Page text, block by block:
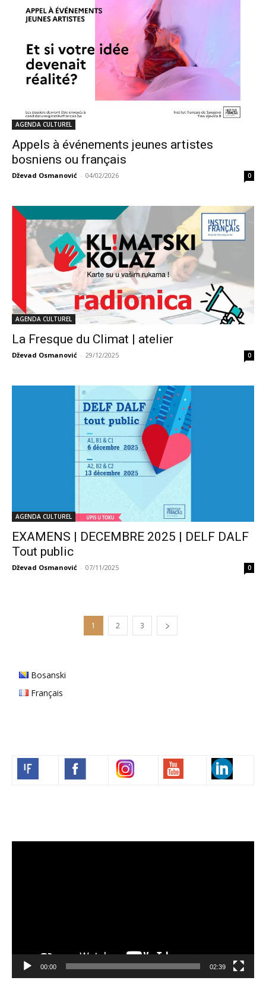
AGENDA CULTUREL
Appels à événements jeunes artistes
bosniens ou français
Dževad Osmanović - 04/02/2026 0
AGENDA CULTUREL
La Fresque du Climat | atelier
Dževad Osmanović - 29/12/2025 0
AGENDA CULTUREL
EXAMENS | DECEMBRE 2025 | DELF DALF
Tout public
Dževad Osmanović - 07/11/2025 0
1 2 3
Bosanski
Français
00:00 02:39